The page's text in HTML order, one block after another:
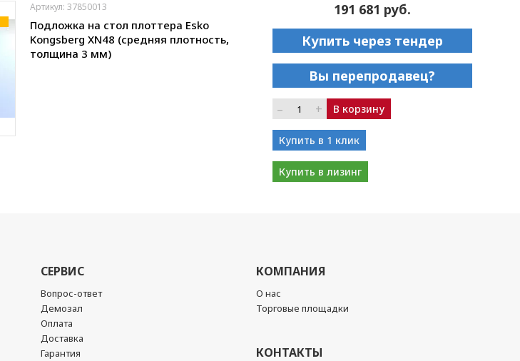
Артикул: 37850013
Подложка на стол плоттера Esko
Kongsberg XN48 (средняя плотность,
толщина 3 мм)
191 681 руб.
Купить через тендер
Вы перепродавец?
– + В корзину
Купить в 1 клик
Купить в лизинг
СЕРВИС
Вопрос-ответ
Демозал
Оплата
Доставка
Гарантия
КОМПАНИЯ
О нас
Торговые площадки
КОНТАКТЫ